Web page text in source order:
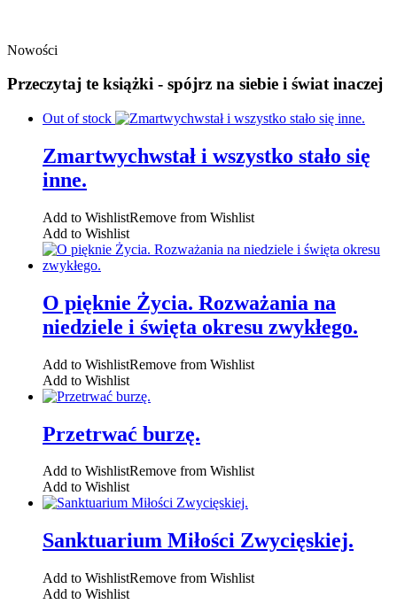
Nowości
Przeczytaj te książki - spójrz na siebie i świat inaczej
Out of stock
Zmartwychwstał i wszystko stało się
inne.
Add to WishlistRemove from Wishlist
Add to Wishlist
O pięknie Życia. Rozważania na
niedziele i święta okresu zwykłego.
Add to WishlistRemove from Wishlist
Add to Wishlist
Przetrwać burzę.
Add to WishlistRemove from Wishlist
Add to Wishlist
Sanktuarium Miłości Zwycięskiej.
Add to WishlistRemove from Wishlist
Add to Wishlist